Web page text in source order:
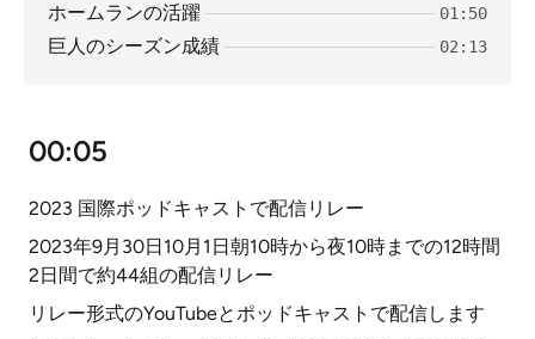
ホームランの活躍 01:50
巨人のシーズン成績 02:13
00:05
2023 国際ポッドキャストで配信リレー
2023年9月30日10月1日朝10時から夜10時までの12時間
2日間で約44組の配信リレー
リレー形式のYouTubeとポッドキャストで配信します